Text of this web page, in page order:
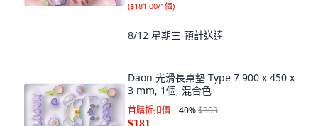
($181.00/1個)
8/12 星期三 預計送達
Daon 光滑長桌墊 Type 7 900 x 450 x
3 mm, 1個, 混合色
首購折扣價 40%$303
$181